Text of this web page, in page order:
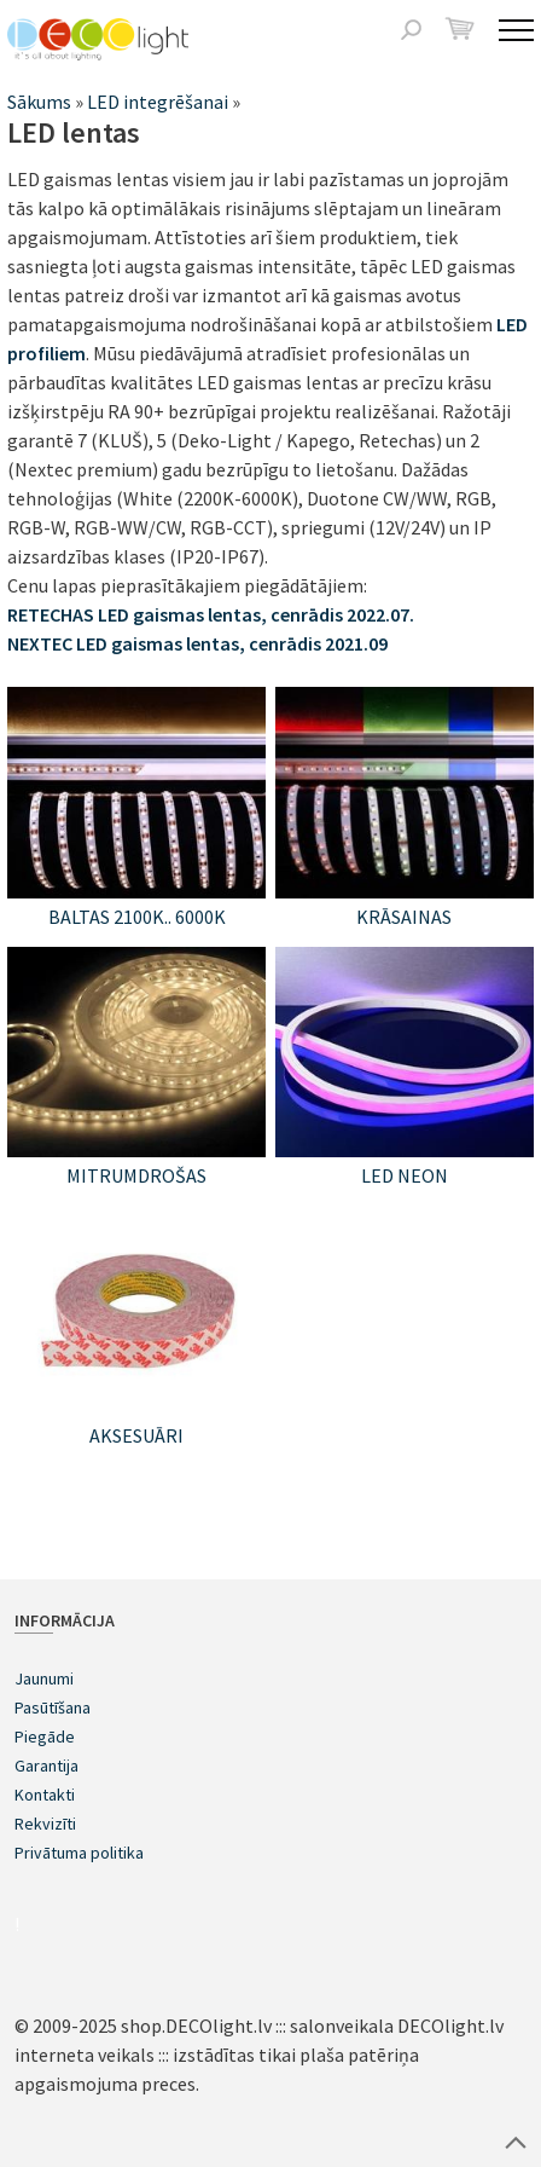
Meklēšanas
Jūs
atrodaties
šeit
Sākums » LED integrēšanai »
LED lentas
LED gaismas lentas visiem jau ir labi pazīstamas un joprojām
tās kalpo kā optimālākais risinājums slēptajam un lineāram
apgaismojumam. Attīstoties arī šiem produktiem, tiek
sasniegta ļoti augsta gaismas intensitāte, tāpēc LED gaismas
lentas patreiz droši var izmantot arī kā gaismas avotus
pamatapgaismojuma nodrošināšanai kopā ar atbilstošiem LED
profiliem. Mūsu piedāvājumā atradīsiet profesionālas un
pārbaudītas kvalitātes LED gaismas lentas ar precīzu krāsu
izšķirstpēju RA 90+ bezrūpīgai projektu realizēšanai. Ražotāji
garantē 7 (KLUŠ), 5 (Deko-Light / Kapego, Retechas) un 2
(Nextec premium) gadu bezrūpīgu to lietošanu. Dažādas
tehnoloģijas (White (2200K-6000K), Duotone CW/WW, RGB,
RGB-W, RGB-WW/CW, RGB-CCT), spriegumi (12V/24V) un IP
aizsardzības klases (IP20-IP67).
Cenu lapas pieprasītākajiem piegādātājiem:
RETECHAS LED gaismas lentas, cenrādis 2022.07.
NEXTEC LED gaismas lentas, cenrādis 2021.09
BALTAS 2100K.. 6000K KRĀSAINAS
MITRUMDROŠAS LED NEON
AKSESUĀRI
INFORMĀCIJA
Jaunumi
Pasūtīšana
Piegāde
Garantija
Kontakti
Rekvizīti
Privātuma politika
© 2009-2025 shop.DECOlight.lv ::: salonveikala DECOlight.lv
interneta veikals ::: izstādītas tikai plaša patēriņa
apgaismojuma preces.